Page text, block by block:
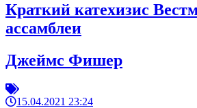
Краткий катехизис
ассамблеи
Джеймс Фишер
15.04.2021 23:24